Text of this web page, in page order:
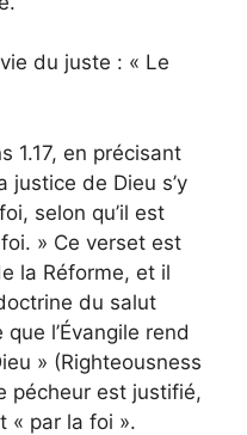
du juste : « Le
1.17, en précisant
justice de Dieu s’y
selon qu’il est
» Ce verset est
la Réforme, et il
du salut
l’Évangile rend
» (Righteousness
pécheur est justifié,
« par la foi ».